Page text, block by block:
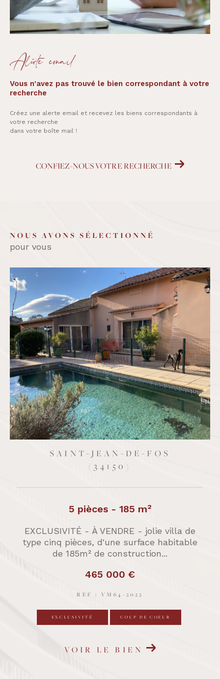
Alerte email
Vous n'avez pas trouvé le bien correspondant à votre
recherche
Créez une alerte email et recevez les biens correspondants à
votre recherche
dans votre boîte mail !
CONFIEZ-NOUS VOTRE RECHERCHE
NOUS AVONS SÉLECTIONNÉ
pour vous
SAINT-JEAN-DE-FOS
(34150)
5 pièces - 185 m²
EXCLUSIVITÉ - À VENDRE - jolie villa de
type cinq pièces, d'une surface habitable
de 185m² de construction...
465 000 €
REF : VM64-2022
EXCLUSIVITÉ COUP DE COEUR
VOIR LE BIEN